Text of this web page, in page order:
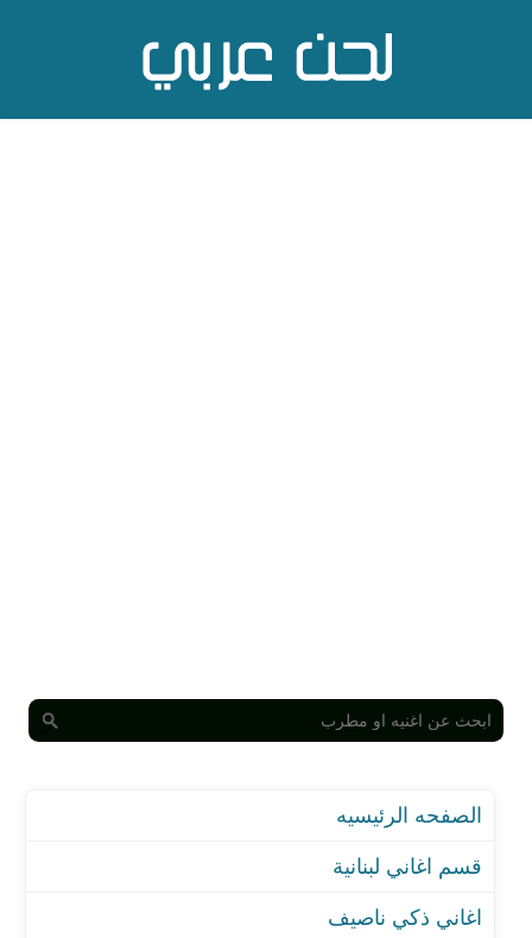
قسم اغاني لبنانية
اغنية بعدك يا قمرنا
اغنية يا عاشقة الورد موسيقي